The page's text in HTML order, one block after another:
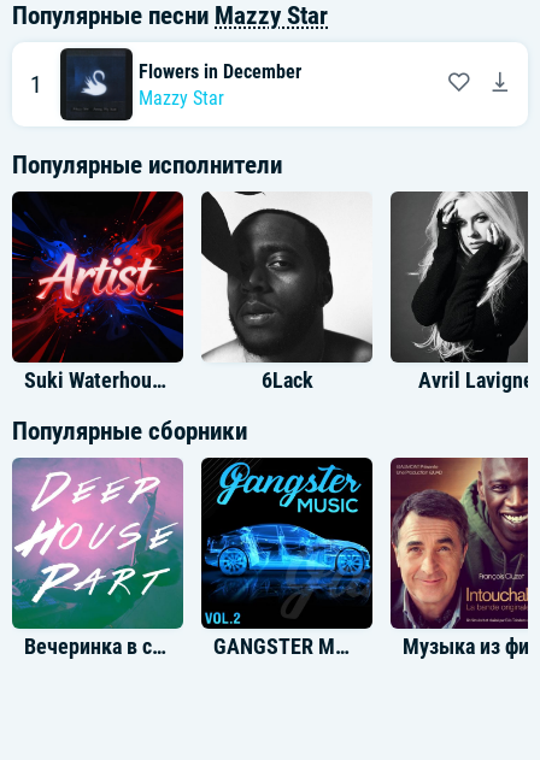
Популярные песни Mazzy Star
1
Flowers in December
Mazzy Star
Популярные исполнители
Suki Waterhouse 6Lack Avril Lavigne
Популярные сборники
Вечеринка в стиле Deep House GANGSTER MUSIC, Vol. 2